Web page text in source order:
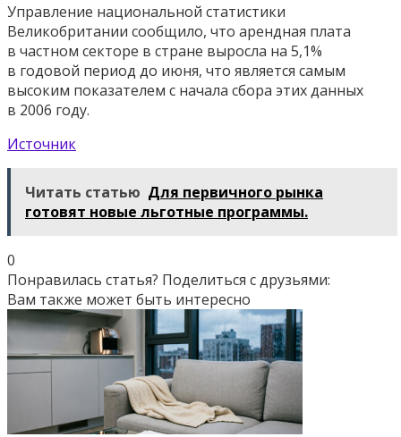
Управление национальной статистики
Великобритании сообщило, что арендная плата
в частном секторе в стране выросла на 5,1%
в годовой период до июня, что является самым
высоким показателем с начала сбора этих данных
в 2006 году.
Источник
Читать статью Для первичного рынка
готовят новые льготные программы.
0
Понравилась статья? Поделиться с друзьями:
Вам также может быть интересно